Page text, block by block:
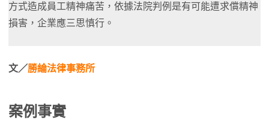
方式造成員工精神痛苦，依據法院判例是有可能遭求償精神
損害，企業應三思慎行。
文／勝綸法律事務所
案例事實